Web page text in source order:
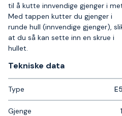
til å kutte innvendige gjenger i
Med tappen kutter du gjenger i
runde hull (innvendige gjenger),
at du så kan sette inn en skrue i
hullet.
Tekniske data​
Type
Gjenge